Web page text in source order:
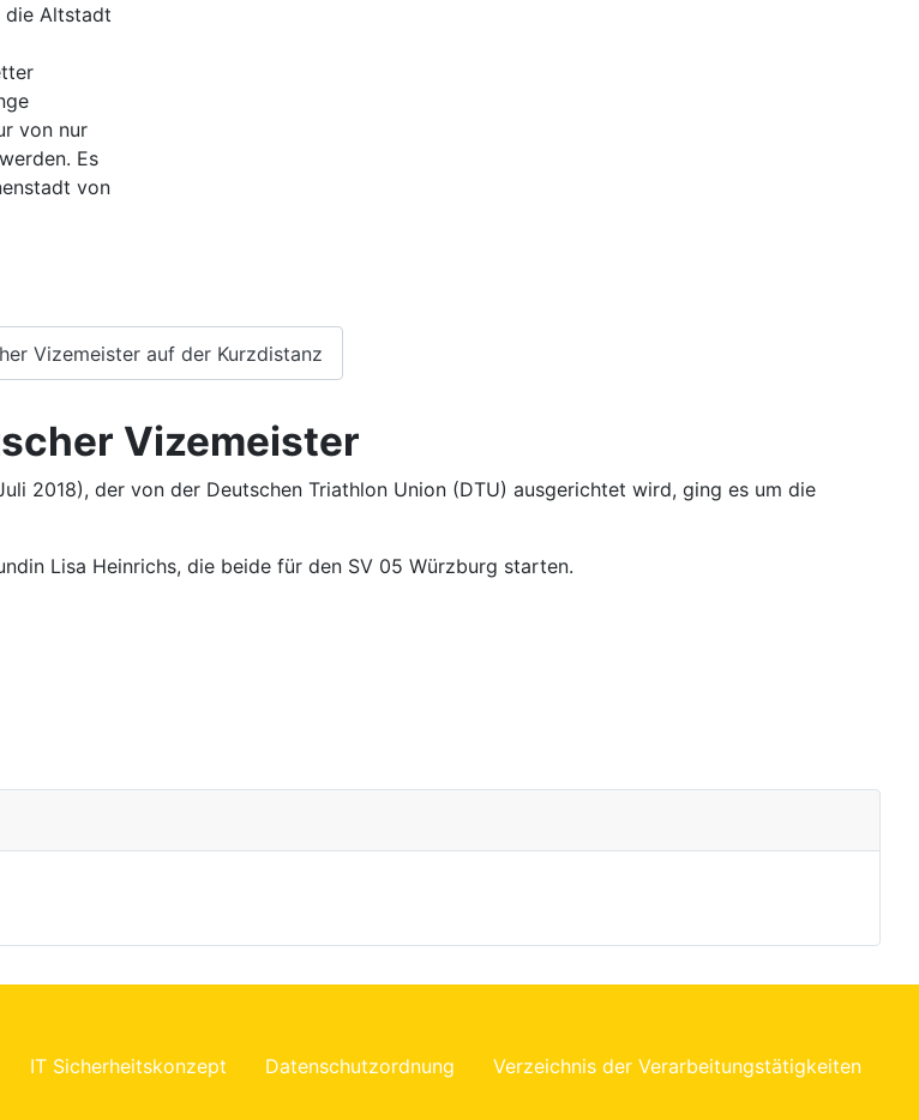
die Altstadt
von nur
Es
von
Vizemeister auf der Kurzdistanz
Vizemeister
2018), der von der Deutschen Triathlon Union (DTU) ausgerichtet wird, ging es um die
Lisa Heinrichs, die beide für den SV 05 Würzburg starten.
IT Sicherheitskonzept Datenschutzordnung Verzeichnis der Verarbeitungstätigkeiten